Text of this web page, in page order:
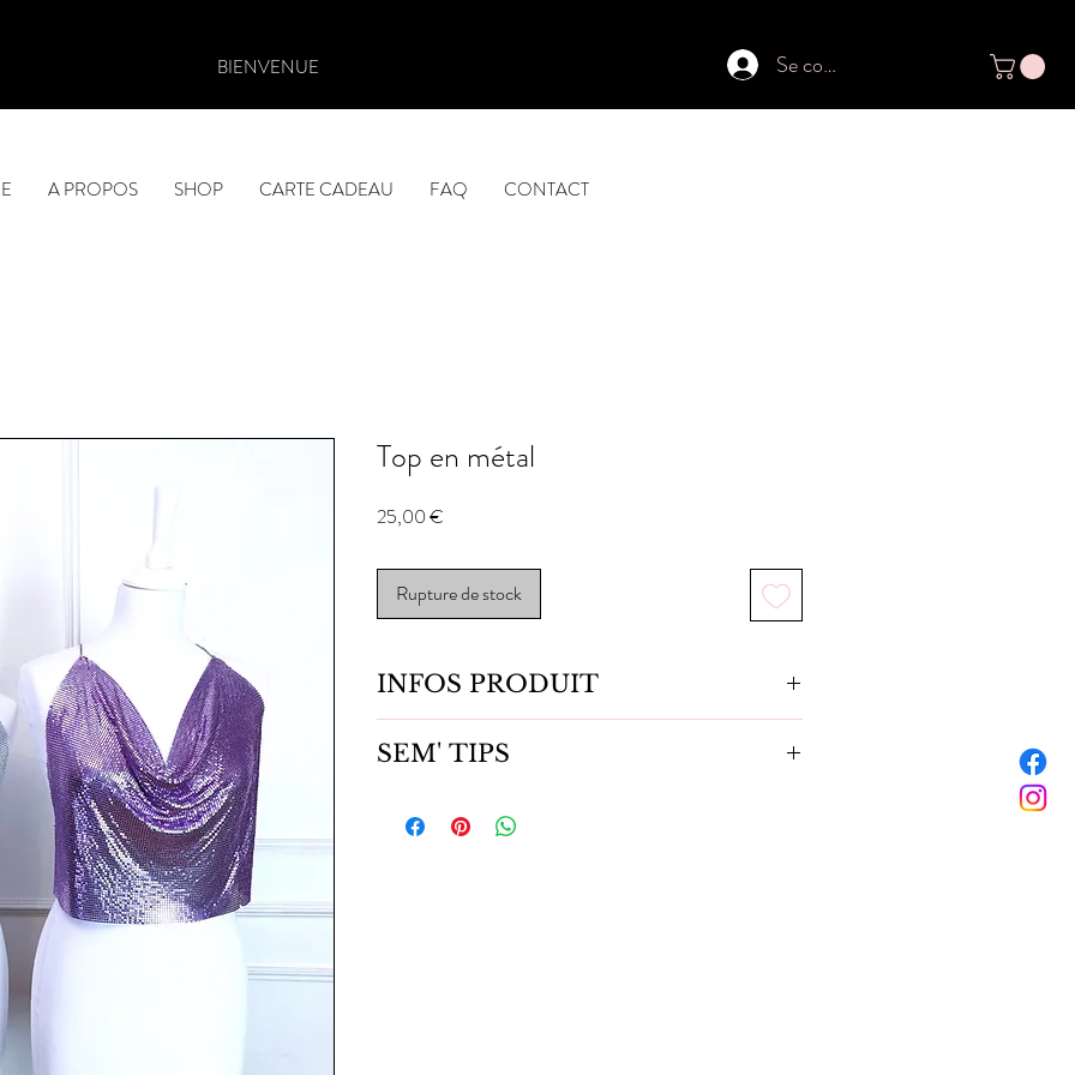
Se connecter
BIENVENUE
A PROPOS SHOP CARTE CADEAU FAQ CONTACT
Top en métal
25,00 €
Rupture de stock
INFOS PRODUIT
Ajustable avec une chaîne maillon et fermoir.
SEM' TIPS
bande du dos transparents.